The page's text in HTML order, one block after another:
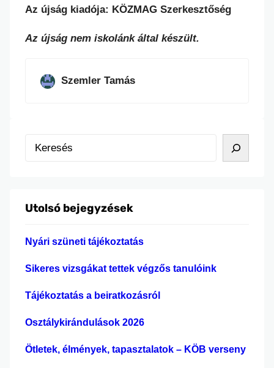
Az újság kiadója: KÖZMAG Szerkesztőség
Az újság nem iskolánk által készült.
Szemler Tamás
s
Utolsó bejegyzések
Nyári szüneti tájékoztatás
Sikeres vizsgákat tettek végzős tanulóink
Tájékoztatás a beiratkozásról
Osztálykirándulások 2026
Ötletek, élmények, tapasztalatok – KÖB verseny